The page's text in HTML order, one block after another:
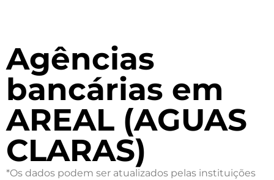
Agências
bancárias em
AREAL (AGUAS
CLARAS)
*Os dados podem ser atualizados pelas instituições